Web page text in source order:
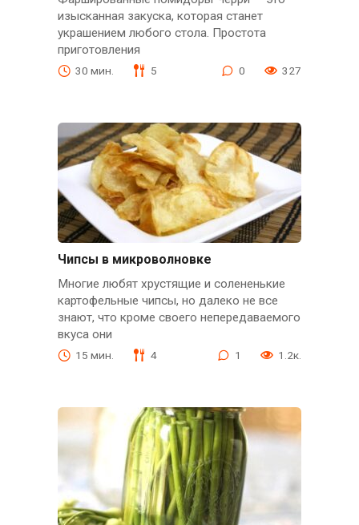
изысканная закуска, которая станет
украшением любого стола. Простота
приготовления
30 мин. 5 0 327
Чипсы в микроволновке
Многие любят хрустящие и солененькие
картофельные чипсы, но далеко не все
знают, что кроме своего непередаваемого
вкуса они
15 мин. 4 1 1.2к.